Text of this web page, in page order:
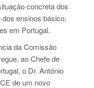
concreta dos
ensinos básico,
em Portugal.
da Comissão
ao Chefe de
o Dr. António
de um novo